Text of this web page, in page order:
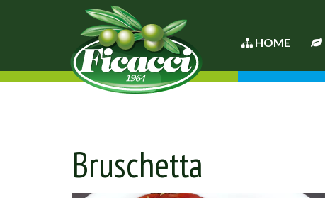
HOME
Bruschetta